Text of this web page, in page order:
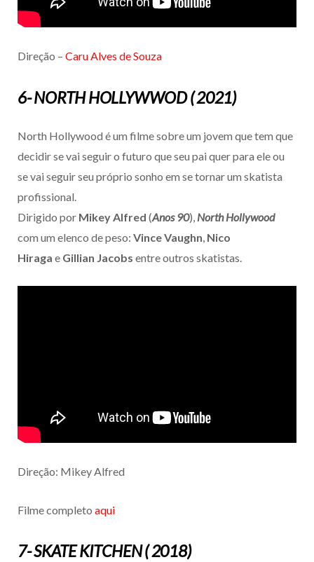
Direção – Caru Alves de Souza
6- NORTH HOLLYWWOD ( 2021)
North Hollywood é um filme sobre um jovem que tem que
decidir se vai seguir o futuro que seu pai quer para ele ou
se vai seguir seu próprio sonho em se tornar um skatista
profissional.
Dirigido por Mikey Alfred (Anos 90), North Hollywood
com um elenco de peso: Vince Vaughn, Nico
Hiraga e Gillian Jacobs entre outros skatistas.
Direção: Mikey Alfred
Filme completo aqui
7- SKATE KITCHEN ( 2018)